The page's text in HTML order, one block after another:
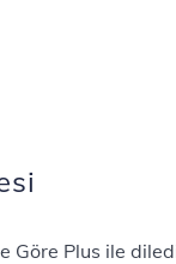
Göre Plus ile